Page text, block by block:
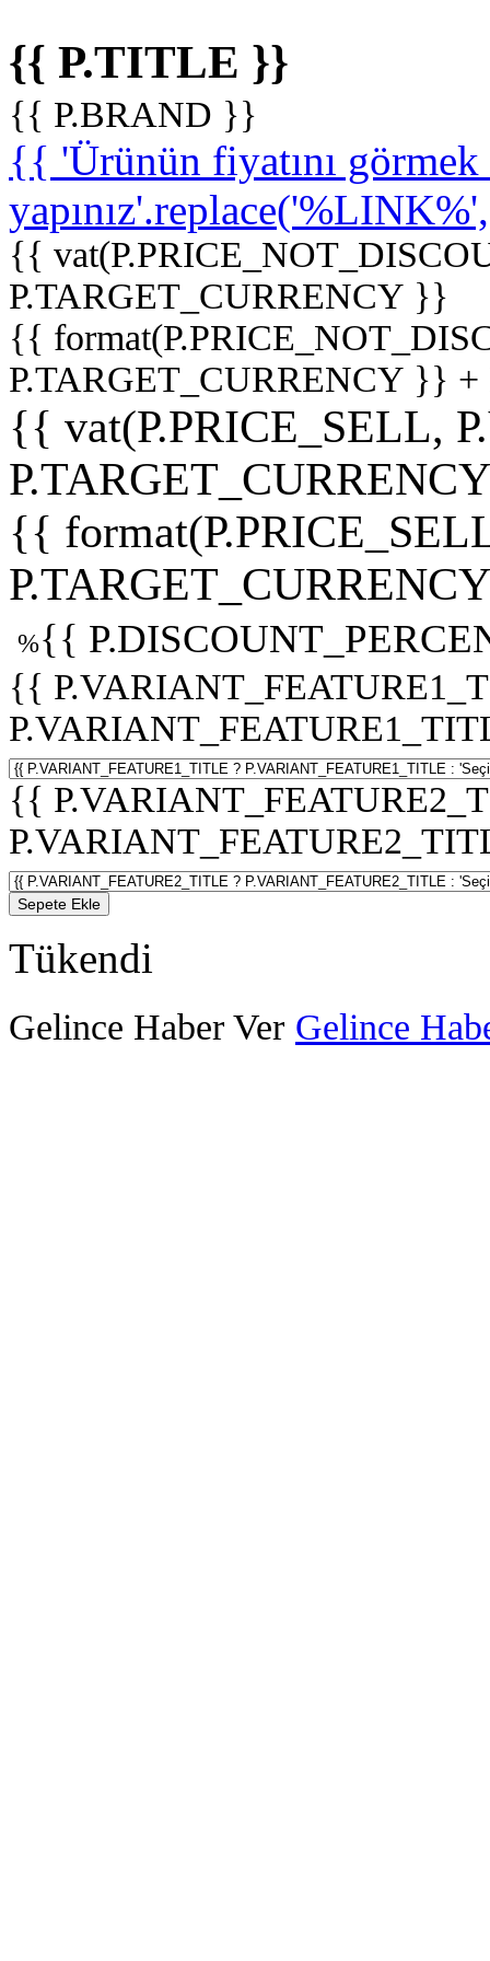
{{ P.TITLE }}
{{ P.BRAND }}
{{ 'Ürünün fiyatını
{{
P.TARGET_CURRENCY }}
{{
P.TARGET_CURRENCY }}
{{ vat(P.PRICE_SELL,
{{
%{{
{{
{{
Sepete Ekle
Tükendi
Gelince Haber Ver Gelince